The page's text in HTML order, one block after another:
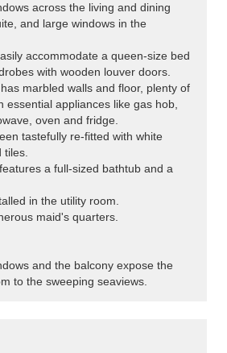
across the living and dining
and large windows in the
accommodate a queen-size bed
with wooden louver doors.
marbled walls and floor, plenty of
essential appliances like gas hob,
oven and fridge.
tastefully re-fitted with white
tiles.
a full-sized bathtub and a
in the utility room.
maid's quarters.
and the balcony expose the
to the sweeping seaviews.